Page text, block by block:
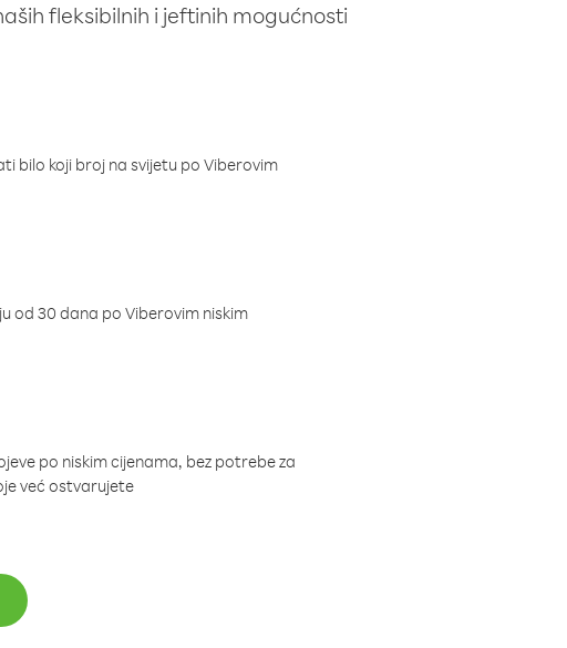
fleksibilnih i jeftinih mogućnosti
bilo koji broj na svijetu po Viberovim
od 30 dana po Viberovim niskim
po niskim cijenama, bez potrebe za
već ostvarujete